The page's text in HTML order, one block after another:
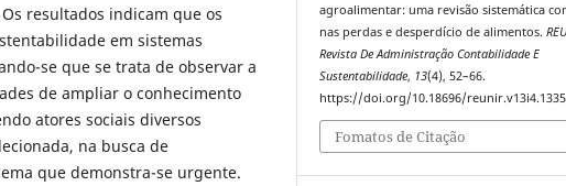
resultados indicam que os
em sistemas
se que se trata de observar a
de ampliar o conhecimento
atores sociais diversos
na busca de
que demonstra-se urgente.
agroalimentar: uma revisão sistemática
nas perdas e desperdício de alimentos.
Revista De Administração Contabilidade E
Sustentabilidade, 13(4), 52–66.
https://doi.org/10.18696/reunir.v13i4.1335
Fomatos de Citação